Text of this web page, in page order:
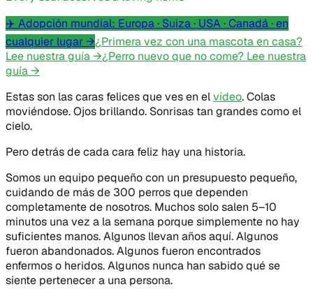
✈️ Adopción mundial: Europa · Suiza · USA · Canadá · en
cualquier lugar →¿Primera vez con una mascota en casa?
Lee nuestra guía →¿Perro nuevo que no come? Lee nuestra
guía →
Estas son las caras felices que ves en elvídeo. Colas
moviéndose. Ojos brillando. Sonrisas tan grandes como el
cielo.
Pero detrás de cada cara feliz hay una historia.
Somos un equipo pequeño con un presupuesto pequeño,
cuidando de más de 300 perros que dependen
completamente de nosotros. Muchos solo salen 5–10
minutos una vez a la semana porque simplemente no hay
suficientes manos. Algunos llevan años aquí. Algunos
fueron abandonados. Algunos fueron encontrados
enfermos o heridos. Algunos nunca han sabido qué se
siente pertenecer a una persona.